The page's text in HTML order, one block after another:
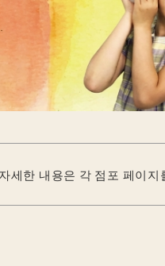
한 내용은 각 점포 페이지